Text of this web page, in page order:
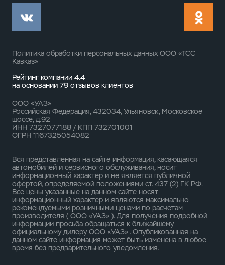
Политика обработки персональных данных ООО «ТСС
Кавказ»
Рейтинг компании 4.4
на основании 79 отзывов клиентов
ООО «УАЗ»
Российская Федерация, 432034, Ульяновск, Московское
шоссе, д.92
ИНН 7327077188 / КПП 732701001
ОГРН 1167325054082
Вся представленная на сайте информация, касающаяся
автомобилей и сервисного обслуживания, носит
информационный характер и не является публичной
офертой, определяемой положениями ст. 437 (2) ГК РФ.
Все цены указанные на данном сайте носят
информационный характер и являются максимально
рекомендуемыми розничными ценами по расчетам
производителя ( ООО «УАЗ» ). Для получения подробной
информации просьба обращаться к ближайшему
официальному дилеру ООО «УАЗ» . Опубликованная на
данном сайте информация может быть изменена в любое
время без предварительного уведомления.